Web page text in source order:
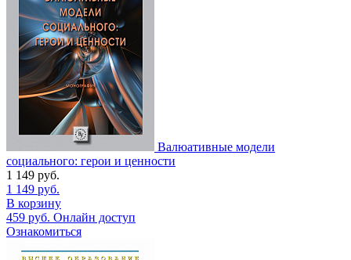
Валюативные модели
социального: герои и ценности
1 149 руб.
1 149 руб.
В корзину
459 руб. Онлайн доступ
Ознакомиться